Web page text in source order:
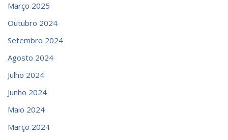
Março 2025
Outubro 2024
Setembro 2024
Agosto 2024
Julho 2024
Junho 2024
Maio 2024
Março 2024